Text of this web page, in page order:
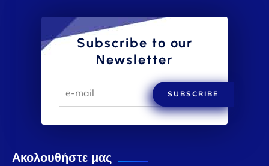
Subscribe to our
Newsletter
SUBSCRIBE
Ακολουθήστε μας